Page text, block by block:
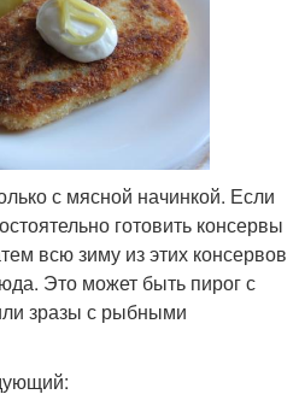
с мясной начинкой. Если
готовить консервы
всю зиму из этих консервов
Это может быть пирог с
зразы с рыбными